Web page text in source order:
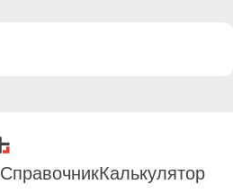
СправочникКалькулятор